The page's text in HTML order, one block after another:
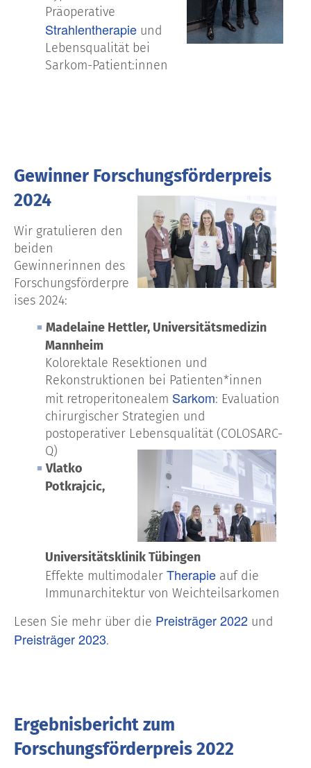
Präoperative
Strahlentherapie und
Lebensqualität bei
Sarkom-Patient:innen
Gewinner Forschungsförderpreis
2024
Wir gratulieren den
beiden
Gewinnerinnen des
Forschungsförderpre
ises 2024:
Madelaine Hettler, Universitätsmedizin
Mannheim
Kolorektale Resektionen und
Rekonstruktionen bei Patienten*innen
mit retroperitonealem Sarkom: Evaluation
chirurgischer Strategien und
postoperativer Lebensqualität (COLOSARC-
Q)
Vlatko
Potkrajcic,
Universitätsklinik Tübingen
Effekte multimodaler Therapie auf die
Immunarchitektur von Weichteilsarkomen
Lesen Sie mehr über die Preisträger 2022 und
Preisträger 2023.
Ergebnisbericht zum
Forschungsförderpreis 2022